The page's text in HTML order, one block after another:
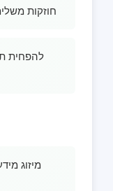
חוזקות
להפחית
מיזוג